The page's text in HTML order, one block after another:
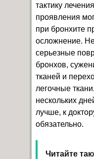
тактику
проявления
при бронхите
осложнение.
серьезные
бронхов,
тканей и
легочные
нескольких
лучше, к
обязательно.
Читайте